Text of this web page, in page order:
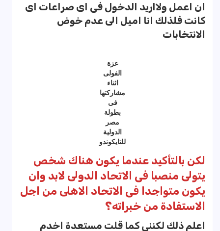
ان اعمل ولااريد الدخول فى اى صراعات اى
كانت فلذلك انا اميل الى عدم خوض
الانتخابات
عزة
الفولى
اثناء
مشاركتها
فى
بطولة
مصر
الدولية
للتايكوندو
لكن بالتأكيد عندما يكون هناك شخص
يتولى منصبا فى الاتحاد الدولى لابد وان
يكون متواجدا فى الاتحاد الاهلى من اجل
الاستفادة من خبراته؟
اعلم ذلك لكننى كما قلت مستعدة اخدم